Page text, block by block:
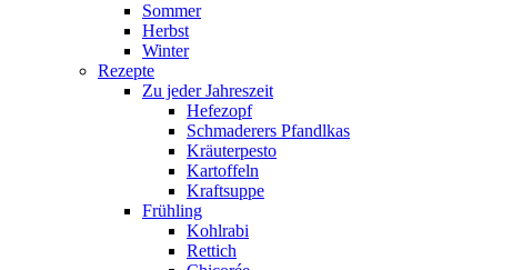
Sommer
Herbst
Winter
Rezepte
Zu jeder Jahreszeit
Hefezopf
Schmaderers Pfandlkas
Kräuterpesto
Kartoffeln
Kraftsuppe
Frühling
Kohlrabi
Rettich